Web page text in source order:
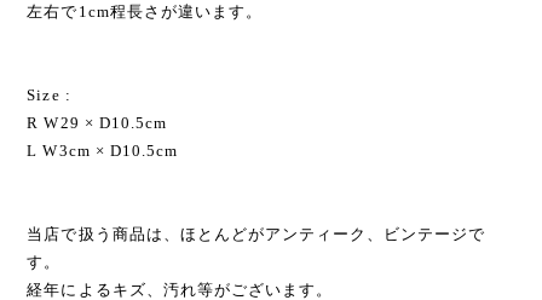
左右で1cm程長さが違います。
Size :
R W29 × D10.5cm
L W3cm × D10.5cm
当店で扱う商品は、ほとんどがアンティーク、ビンテージで
す。
経年によるキズ、汚れ等がございます。